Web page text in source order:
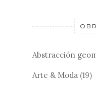
Abstracción
Arte & Moda (19)